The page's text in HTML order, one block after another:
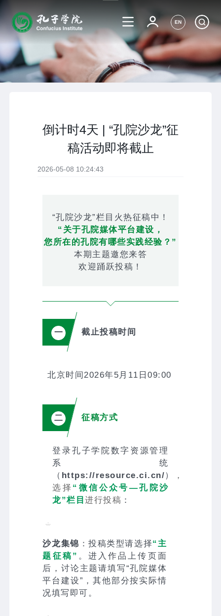
EN
倒计时4天 | “孔院沙龙”征
稿活动即将截止
2026-05-08 10:24:43
“孔院沙龙”栏目火热征稿中！
“ 关于孔院媒体平台建设，
您所在的孔院有哪些实践经验？ ”
本期主题邀您来答
欢迎踊跃投稿！
一 截止投稿时间
北京时间2026年5月11日09:00
二 征稿方式
登录孔子学院数字资源管理
系统
（ https://resource.ci.cn/）
，
选择 “微信公众号—孔院沙
龙”栏目进行投稿 ：
沙龙集锦 ：投稿类型请选择“主
题征稿” 。进入作品上传页面
后，讨论主题请填写“孔院媒体
平台建设”，其他部分按实际情
况填写即可。